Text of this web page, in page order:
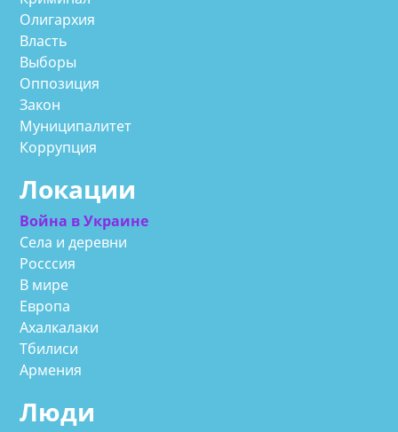
Олигархия
Власть
Выборы
Оппозиция
Закон
Муниципалитет
Коррупция
Локации
Война в Украине
Села и деревни
Росссия
В мире
Европа
Ахалкалаки
Тбилиси
Армения
Люди